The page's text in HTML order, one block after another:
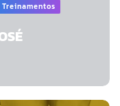
Treinamentos